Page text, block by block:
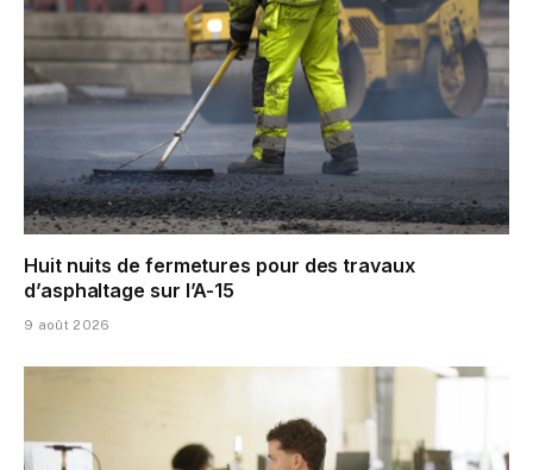
Huit nuits de fermetures pour des travaux
d’asphaltage sur l’A-15
9 août 2026